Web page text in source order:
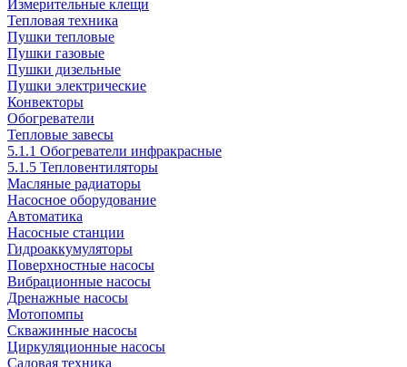
Измерительные клещи
Тепловая техника
Пушки тепловые
Пушки газовые
Пушки дизельные
Пушки электрические
Конвекторы
Обогреватели
Тепловые завесы
5.1.1 Обогреватели инфракрасные
5.1.5 Тепловентиляторы
Масляные радиаторы
Насосное оборудование
Автоматика
Насосные станции
Гидроаккумуляторы
Поверхностные насосы
Вибрационные насосы
Дренажные насосы
Мотопомпы
Скважинные насосы
Циркуляционные насосы
Садовая техника